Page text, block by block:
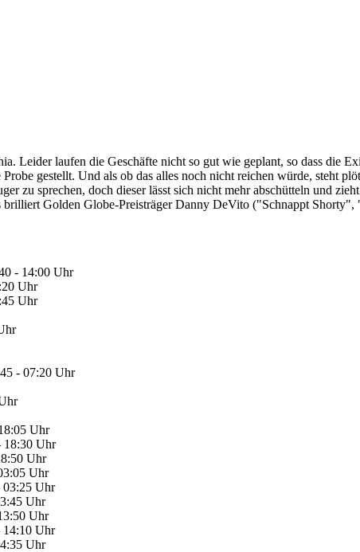
Leider laufen die Geschäfte nicht so gut wie geplant, so dass die
gestellt. Und als ob das alles noch nicht reichen würde, steht
zu sprechen, doch dieser lässt sich nicht mehr abschütteln und
Golden Globe-Preisträger Danny DeVito ("Schnappt
- 14:00 Uhr
Uhr
Uhr
- 07:20 Uhr
Uhr
18:30 Uhr
Uhr
Uhr
03:25 Uhr
Uhr
Uhr
14:10 Uhr
Uhr